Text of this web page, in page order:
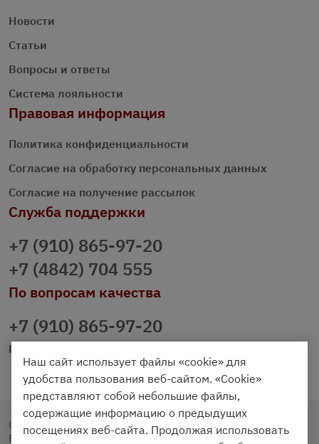
Новости
Статьи
Вопросы и ответы
Система лояльности
Правовая информация
Политика конфиденциальности
Согласие на обработку персональных данных
Согласие на получение рассылок
Служба поддержки
+7 (910) 865-97-20
+7 (4842) 704 555
По вопросам качества
+7 (910) 865-97-20
prazdnichniy40@palmi.ru
Copyright © 2020 - 2026. Праздничный Стол.
Разработка и продвижение - Vegas Studio
Наш сайт использует файлы «cookie» для
удобства пользования веб-сайтом. «Cookie»
представляют собой небольшие файлы,
содержащие информацию о предыдущих
посещениях веб-сайта. Продолжая использовать